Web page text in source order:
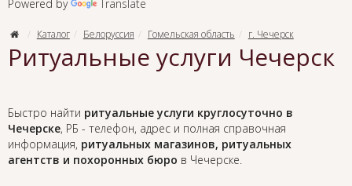
Powered by Translate
Каталог Белоруссия Гомельская область г. Чечерск
Ритуальные услуги Чечерск
Быстро найти ритуальные услуги круглосуточно в
Чечерске, РБ - телефон, адрес и полная справочная
информация, ритуальных магазинов, ритуальных
агентств и похоронных бюро в Чечерске.